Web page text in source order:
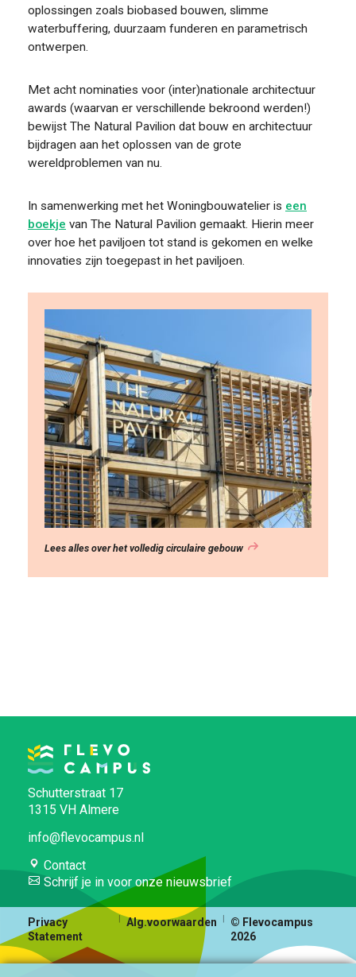
oplossingen zoals biobased bouwen, slimme
waterbuffering, duurzaam funderen en parametrisch
ontwerpen.
Met acht nominaties voor (inter)nationale architectuur
awards (waarvan er verschillende bekroond werden!)
bewijst The Natural Pavilion dat bouw en architectuur
bijdragen aan het oplossen van de grote
wereldproblemen van nu.
In samenwerking met het Woningbouwatelier is een
boekje van The Natural Pavilion gemaakt. Hierin meer
over hoe het paviljoen tot stand is gekomen en welke
innovaties zijn toegepast in het paviljoen.
Lees alles over het volledig circulaire gebouw
Schutterstraat 17
1315 VH Almere
info@flevocampus.nl
Contact
Schrijf je in voor onze nieuwsbrief
Privacy
Statement
Alg.voorwaarden
© Flevocampus
2026